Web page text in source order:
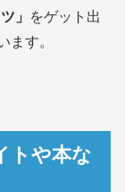
」
をゲット出
ます。
トや本な